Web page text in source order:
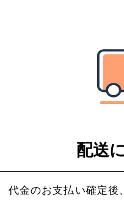
配送
代金のお支払い確定後